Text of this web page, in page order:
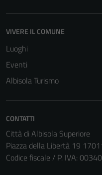
VIVERE IL COMUNE
Luoghi
Eventi
Albisola Turismo
CONTATTI
Città di Albisola Superiore
Piazza della Libertà 19
Codice fiscale / P. IVA: